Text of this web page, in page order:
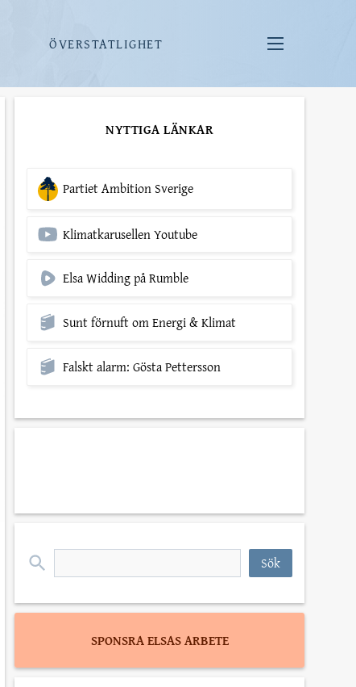
ÖVERSTATLIGHET
NYTTIGA LÄNKAR
Partiet Ambition Sverige
Klimatkarusellen Youtube
Elsa Widding på Rumble
Sunt förnuft om Energi & Klimat
Falskt alarm: Gösta Pettersson
Sök
SPONSRA ELSAS ARBETE